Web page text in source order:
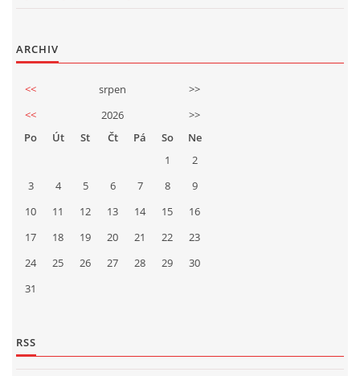
ARCHIV
<< srpen
>>
<<
2026
>>
Po
Út St Čt Pá So
Ne
1
2
3
4 5 6 7 8
9
10
11 12 13 14 15
16
17
18 19 20 21 22
23
24
25 26 27 28 29
30
31
RSS